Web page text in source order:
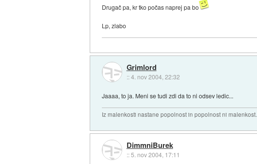
Drugač pa, kr tko počas naprej pa bo
Lp, zlabo
Grimlord
::4. nov 2004, 22:32
Jaaaa, to ja. Meni se tudi zdi da to ni odsev ledic...
Iz malenkosti nastane popolnost in popolnost ni malenkost.
DimmniBurek
::5. nov 2004, 17:11